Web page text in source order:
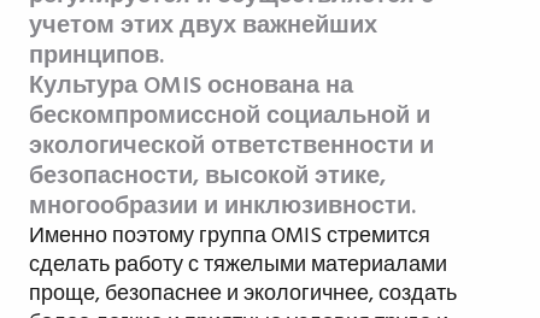
учетом этих двух важнейших
принципов.
Культура OMIS основана на
бескомпромиссной социальной и
экологической ответственности и
безопасности, высокой этике,
многообразии и инклюзивности.
Именно поэтому группа OMIS стремится
сделать работу с тяжелыми материалами
проще, безопаснее и экологичнее, создать